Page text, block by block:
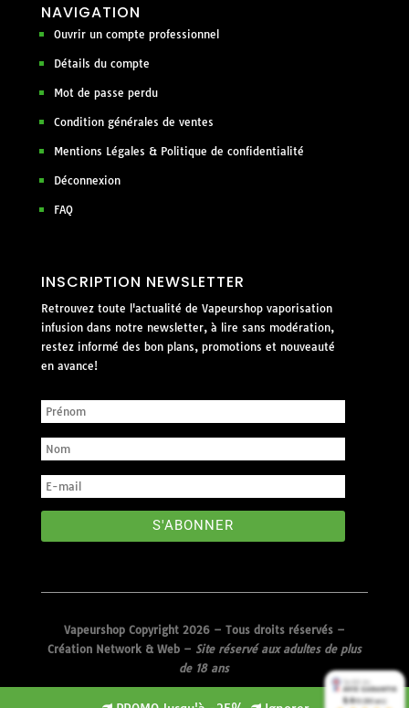
NAVIGATION
Ouvrir un compte professionnel
Détails du compte
Mot de passe perdu
Condition générales de ventes
Mentions Légales & Politique de confidentialité
Déconnexion
FAQ
INSCRIPTION NEWSLETTER
Retrouvez toute l'actualité de Vapeurshop vaporisation
infusion dans notre newsletter, à lire sans modération,
restez informé des bon plans, promotions et nouveauté
en avance!
S'ABONNER
Vapeurshop Copyright 2026 – Tous droits réservés –
Création Network & Web– Site réservé aux adultes de plus
de 18 ans
9.4/10 (306 avis)
9.4/10 (306 avis)